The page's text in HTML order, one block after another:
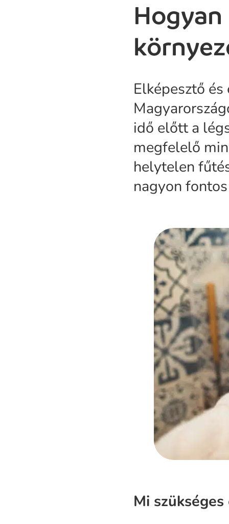
Elképesztő
idő előtt a
megfelelő
helytelen
nagyon
Mi szükséges